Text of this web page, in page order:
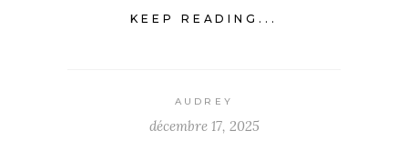
KEEP READING...
AUDREY
décembre 17, 2025